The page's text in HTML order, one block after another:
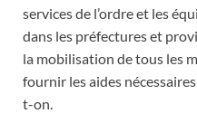
services de l’ordre et les
dans les préfectures et
la mobilisation de tous les
fournir les aides
t-on.